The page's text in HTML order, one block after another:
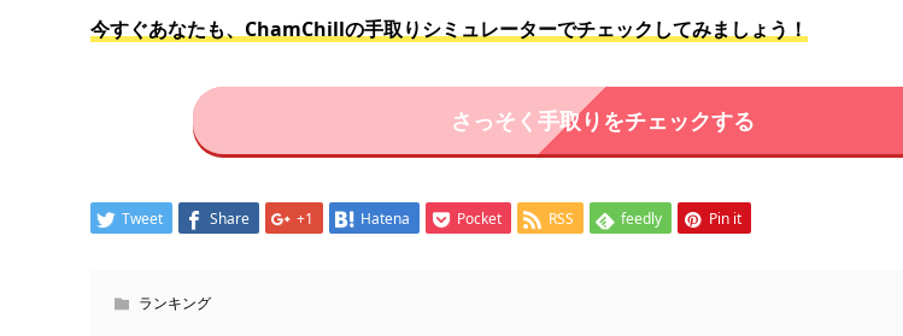
今すぐあなたも、ChamChillの手取りシミュレーターでチェックしてみましょう！
さっそく手取りをチェックする
Tweet Share +1 Hatena Pocket RSS feedly Pin it
ランキング